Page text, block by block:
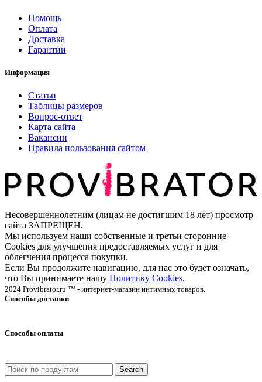
Помощь
Оплата
Доставка
Гарантии
Информация
Статьи
Таблицы размеров
Вопрос-ответ
Карта сайта
Вакансии
Правила пользования сайтом
Несовершеннолетним (лицам не достигшим 18 лет) просмотр
сайта ЗАПРЕЩЕН.
Мы используем наши собственные и третьи сторонние
Cookies для улучшения предоставляемых услуг и для
облегчения процесса покупки.
Если Вы продолжите навигацию, для нас это будет означать,
что Вы принимаете нашу Политику Cookies.
2024 Provibrator.ru ™ - интернет-магазин интимных товаров.
Способы доставки
Способы оплаты
Search